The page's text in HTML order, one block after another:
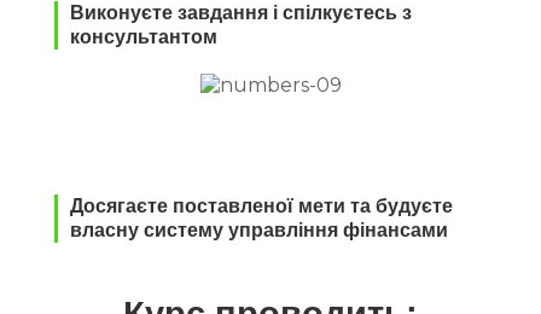
Виконуєте завдання і спілкуєтесь з
консультантом
Досягаєте поставленої мети та будуєте
власну систему управління фінансами